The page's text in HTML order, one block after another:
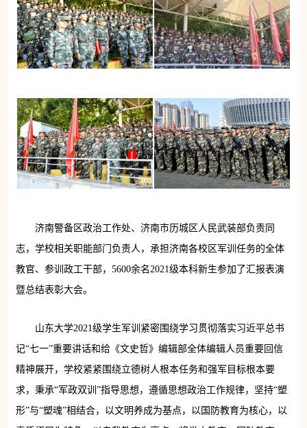
济南警备区政治工作处、济南市历城区人民武装部负责同
志，学校相关职能部门负责人，承担济南各校区军训任务的全体
教官、参训政工干部，5600余名2021级本科新生参加了汇报表演
暨总结表彰大会。
山东大学2021级学生军训紧密围绕学习贯彻落实习近平总书
记“七一”重要讲话和给《文史哲》编辑部全体编辑人员重要回信
精神展开，学校紧紧围绕立德树人根本任务和强军目标根本要
求，秉承“军政双训”指导思想，遵循思想政治工作规律，坚持“塑
形”与“塑魂”相结合，以文明养成为基点，以国防教育为核心，以